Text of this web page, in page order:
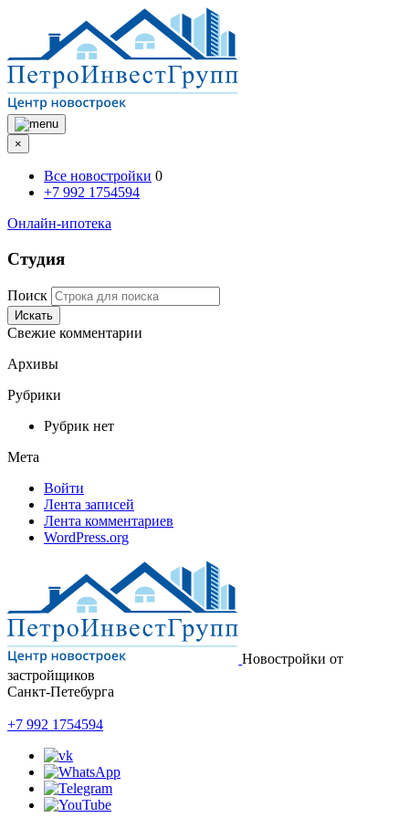
×
Все новостройки 0
+7 992 1754594
Онлайн-ипотека
Студия
Поиск
Искать
Свежие комментарии
Архивы
Рубрики
Рубрик нет
Мета
Войти
Лента записей
Лента комментариев
WordPress.org
Новостройки от
застройщиков
Санкт-Петебурга
+7 992 1754594